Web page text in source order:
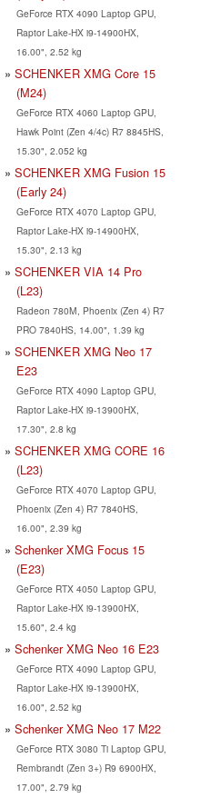
GeForce RTX 4090 Laptop GPU,
Raptor Lake-HX i9-14900HX,
16.00", 2.52 kg
SCHENKER XMG Core 15
(M24)
GeForce RTX 4060 Laptop GPU,
Hawk Point (Zen 4/4c) R7 8845HS,
15.30", 2.052 kg
SCHENKER XMG Fusion 15
(Early 24)
GeForce RTX 4070 Laptop GPU,
Raptor Lake-HX i9-14900HX,
15.30", 2.13 kg
SCHENKER VIA 14 Pro
(L23)
Radeon 780M, Phoenix (Zen 4) R7
PRO 7840HS, 14.00", 1.39 kg
SCHENKER XMG Neo 17
E23
GeForce RTX 4090 Laptop GPU,
Raptor Lake-HX i9-13900HX,
17.30", 2.8 kg
SCHENKER XMG CORE 16
(L23)
GeForce RTX 4070 Laptop GPU,
Phoenix (Zen 4) R7 7840HS,
16.00", 2.39 kg
Schenker XMG Focus 15
(E23)
GeForce RTX 4050 Laptop GPU,
Raptor Lake-HX i9-13900HX,
15.60", 2.4 kg
Schenker XMG Neo 16 E23
GeForce RTX 4090 Laptop GPU,
Raptor Lake-HX i9-13900HX,
16.00", 2.52 kg
Schenker XMG Neo 17 M22
GeForce RTX 3080 Ti Laptop GPU,
Rembrandt (Zen 3+) R9 6900HX,
17.00", 2.79 kg